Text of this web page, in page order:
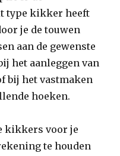
type kikker heeft
je de touwen
aan de gewenste
het aanleggen van
bij het vastmaken
hoeken.
kikkers voor je
te houden